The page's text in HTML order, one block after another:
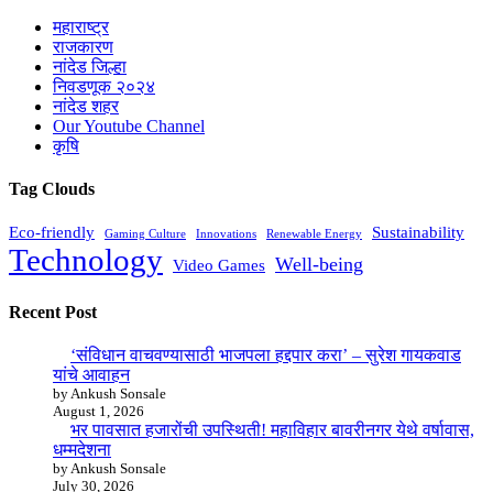
महाराष्ट्र
राजकारण
नांदेड जिल्हा
निवडणूक २०२४
नांदेड शहर
Our Youtube Channel
कृषि
Tag Clouds
Eco-friendly Gaming Culture Innovations Renewable Energy Sustainability
Technology Video Games Well-being
Recent Post
‘संविधान वाचवण्यासाठी भाजपला हद्दपार करा’ – सुरेश गायकवाड
यांचे आवाहन
by Ankush Sonsale
August 1, 2026
भर पावसात हजारोंची उपस्थिती! महाविहार बावरीनगर येथे वर्षावास,
धम्मदेशना
by Ankush Sonsale
July 30, 2026